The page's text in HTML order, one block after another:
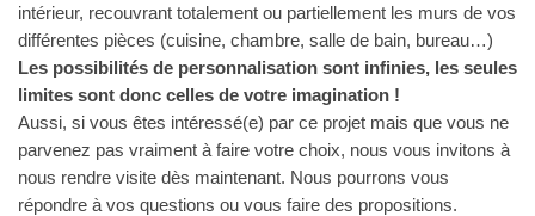
intérieur, recouvrant totalement ou partiellement les murs de vos
différentes pièces (cuisine, chambre, salle de bain, bureau…)
Les possibilités de personnalisation sont infinies, les seules
limites sont donc celles de votre imagination !
Aussi, si vous êtes intéressé(e) par ce projet mais que vous ne
parvenez pas vraiment à faire votre choix, nous vous invitons à
nous rendre visite dès maintenant. Nous pourrons vous
répondre à vos questions ou vous faire des propositions.